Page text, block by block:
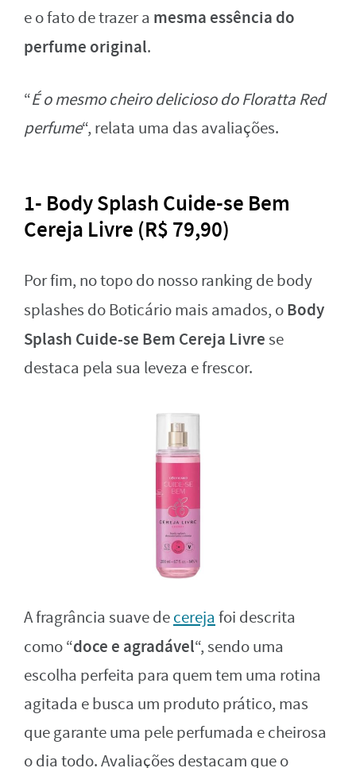
e o fato de trazer a mesma essência do
perfume original.
“É o mesmo cheiro delicioso do Floratta Red
perfume“, relata uma das avaliações.
1- Body Splash Cuide-se Bem
Cereja Livre (R$ 79,90)
Por fim, no topo do nosso ranking de body
splashes do Boticário mais amados, oBody
Splash Cuide-se Bem Cereja Livrese
destaca pela sua leveza e frescor.
A fragrância suave decerejafoi descrita
como “doce e agradável“, sendo uma
escolha perfeita para quem tem uma rotina
agitada e busca um produto prático, mas
que garante uma pele perfumada e cheirosa
o dia todo. Avaliações destacam que o